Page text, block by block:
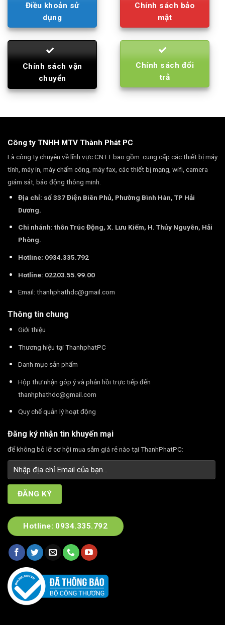
Điều khoản sử
dụng
Chính sách bảo
mật
Chính sách vận
chuyển
Chính sách đổi
trả
Công ty TNHH MTV Thành Phát PC
Là công ty chuyên về lĩnh vực CNTT bao gồm: cung cấp các thiết bị máy
tính, máy in, máy chấm công, máy fax, các thiết bị mạng, wifi, camera
giám sát, báo động thông minh.
Địa chỉ: số 337 Điện Biên Phủ, Phường Bình Hàn, TP Hải
Dương.
Chi nhánh: thôn Trúc Động, X. Lưu Kiếm, H. Thủy Nguyên, Hải
Phòng.
Hotline: 0934.335.792
Hotline: 02203.55.99.00
Email: thanhphathdc@gmail.com
Thông tin chung
Giới thiệu
Thương hiệu tại ThanhphatPC
Danh mục sản phẩm
Hộp thư nhận góp ý và phản hồi trực tiếp đến
thanhphathdc@gmail.com
Quy chế quản lý hoạt động
Đăng ký nhận tin khuyến mại
để không bỏ lỡ cơ hội mua sắm giá rẻ nào tại ThanhPhatPC:
Hotline: 0934.335.792